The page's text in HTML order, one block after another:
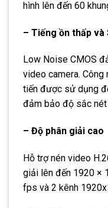
hình lên đến 60
– Tiếng ồn thấp và
Low Noise CMOS
video camera.
tiến được sử dụng
đảm bảo độ sắc nét
– Độ phân giải cao
Hỗ trợ nén video
giải lên đến 1920 ×
fps và 2 kênh